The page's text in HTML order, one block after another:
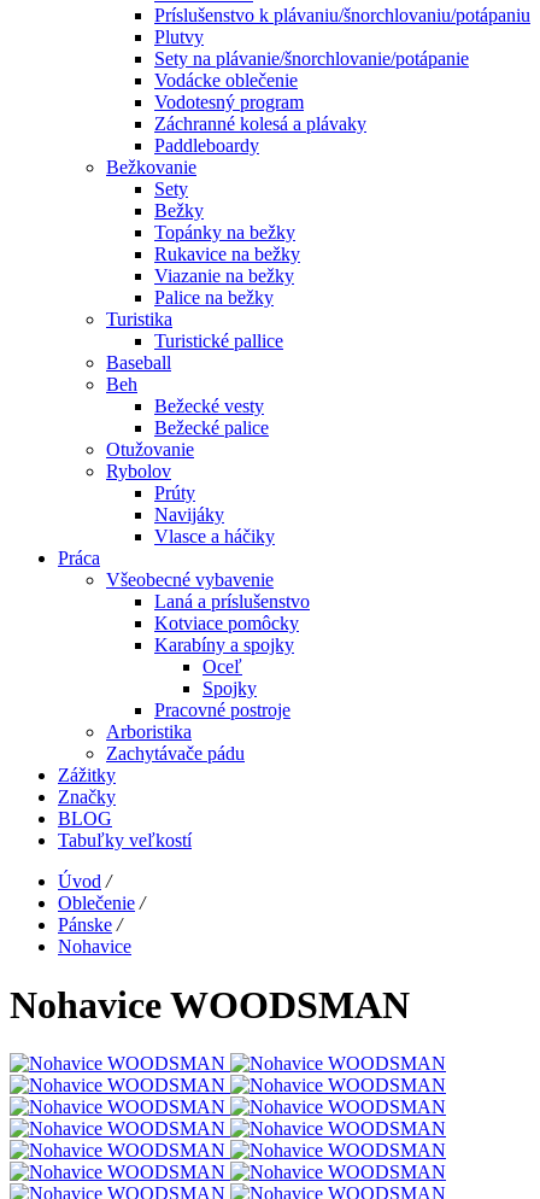
Príslušenstvo k plávaniu/šnorchlovaniu/potápaniu
Plutvy
Sety na plávanie/šnorchlovanie/potápanie
Vodácke oblečenie
Vodotesný program
Záchranné kolesá a plávaky
Paddleboardy
Bežkovanie
Sety
Bežky
Topánky na bežky
Rukavice na bežky
Viazanie na bežky
Palice na bežky
Turistika
Turistické pallice
Baseball
Beh
Bežecké vesty
Bežecké palice
Otužovanie
Rybolov
Prúty
Navijáky
Vlasce a háčiky
Práca
Všeobecné vybavenie
Laná a príslušenstvo
Kotviace pomôcky
Karabíny a spojky
Oceľ
Spojky
Pracovné postroje
Arboristika
Zachytávače pádu
Zážitky
Značky
BLOG
Tabuľky veľkostí
Úvod /
Oblečenie /
Pánske /
Nohavice
Nohavice WOODSMAN